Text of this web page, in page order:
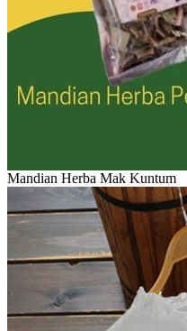
Mandian Herba Mak Kuntum